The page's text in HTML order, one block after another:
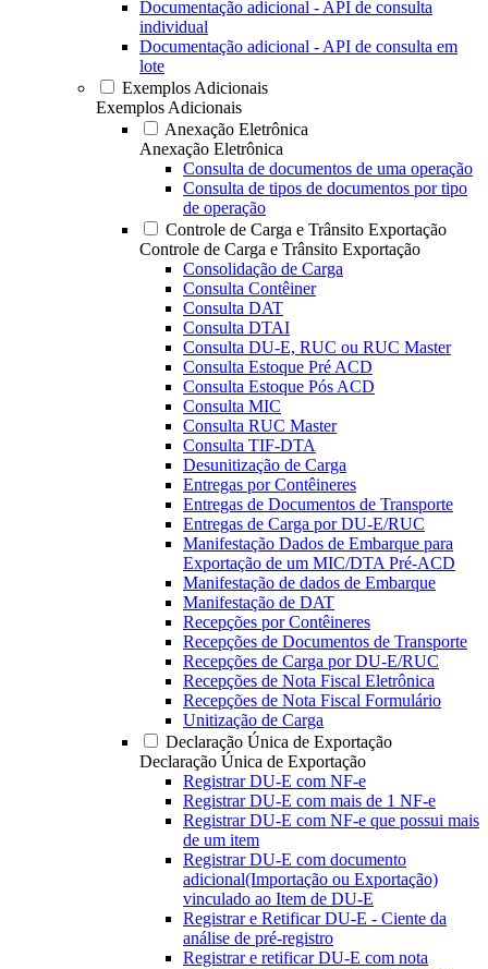
Documentação adicional - API de consulta
individual
Documentação adicional - API de consulta em
lote
Exemplos Adicionais
Exemplos Adicionais
Anexação Eletrônica
Anexação Eletrônica
Consulta de documentos de uma operação
Consulta de tipos de documentos por tipo
de operação
Controle de Carga e Trânsito Exportação
Controle de Carga e Trânsito Exportação
Consolidação de Carga
Consulta Contêiner
Consulta DAT
Consulta DTAI
Consulta DU-E, RUC ou RUC Master
Consulta Estoque Pré ACD
Consulta Estoque Pós ACD
Consulta MIC
Consulta RUC Master
Consulta TIF-DTA
Desunitização de Carga
Entregas por Contêineres
Entregas de Documentos de Transporte
Entregas de Carga por DU-E/RUC
Manifestação Dados de Embarque para
Exportação de um MIC/DTA Pré-ACD
Manifestação de dados de Embarque
Manifestação de DAT
Recepções por Contêineres
Recepções de Documentos de Transporte
Recepções de Carga por DU-E/RUC
Recepções de Nota Fiscal Eletrônica
Recepções de Nota Fiscal Formulário
Unitização de Carga
Declaração Única de Exportação
Declaração Única de Exportação
Registrar DU-E com NF-e
Registrar DU-E com mais de 1 NF-e
Registrar DU-E com NF-e que possui mais
de um item
Registrar DU-E com documento
adicional(Importação ou Exportação)
vinculado ao Item de DU-E
Registrar e Retificar DU-E - Ciente da
análise de pré-registro
Registrar e retificar DU-E com nota